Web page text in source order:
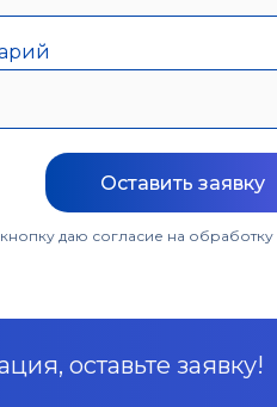
даю согласие на обработку
Оставить заявку
оставьте заявку!